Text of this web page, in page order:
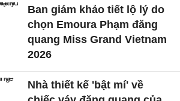
Ban giám khảo tiết lộ lý do
chọn Emoura Phạm đăng
quang Miss Grand Vietnam
2026
Nhà thiết kế 'bật mí' về